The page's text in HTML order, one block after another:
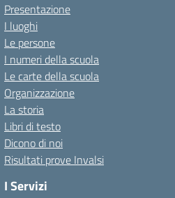
Presentazione
I luoghi
Le persone
I numeri della scuola
Le carte della scuola
Organizzazione
La storia
Libri di testo
Dicono di noi
Risultati prove Invalsi
I Servizi